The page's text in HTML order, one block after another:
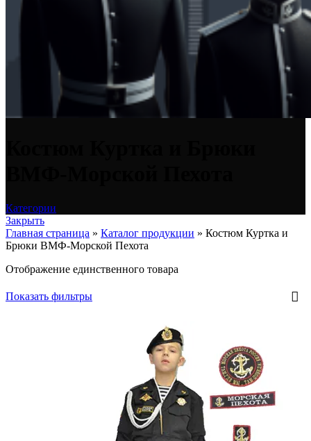
Категории
Закрыть
Главная страница » Каталог продукции » Костюм Куртка и
Брюки ВМФ-Морской Пехота
Отображение единственного товара
Показать фильтры